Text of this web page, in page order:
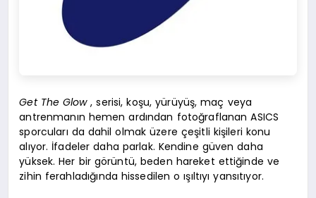
Get The Glow, serisi, koşu, yürüyüş, maç veya
antrenmanın hemen ardından fotoğraflanan ASICS
sporcuları da dahil olmak üzere çeşitli kişileri konu
alıyor. İfadeler daha parlak. Kendine güven daha
yüksek. Her bir görüntü, beden hareket ettiğinde ve
zihin ferahladığında hissedilen o ışıltıyı yansıtıyor.